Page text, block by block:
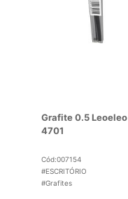
Grafite 0.5 Leoeleo
4701
Cód:007154
#ESCRITÓRIO
#Grafites